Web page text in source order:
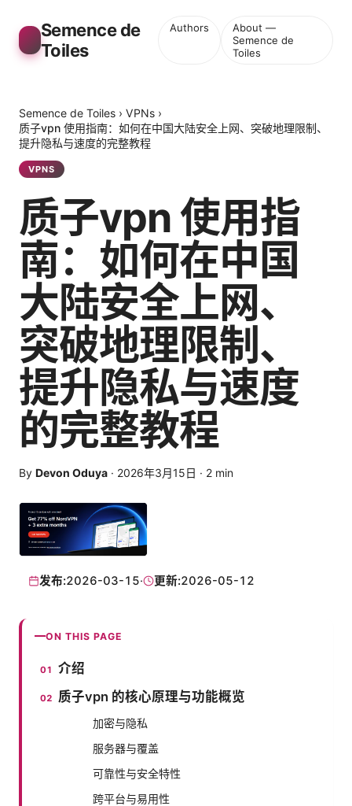
Semence de
Toiles
Authors
About —
Semence de
Toiles
Semence de Toiles › VPNs ›
质子vpn 使用指南：如何在中国大陆安全上网、突破地理限制、
提升隐私与速度的完整教程
VPNS
质子vpn 使用指
南：如何在中国
大陆安全上网、
突破地理限制、
提升隐私与速度
的完整教程
By Devon Oduya · 2026年3月15日 · 2 min
发布:2026-03-15· 更新:2026-05-12
ON THIS PAGE
介绍
质子vpn 的核心原理与功能概览
加密与隐私
服务器与覆盖
可靠性与安全特性
跨平台与易用性